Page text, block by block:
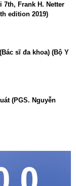
7th, Frank H. Netter
edition 2019)
sĩ đa khoa) (Bộ Y
(PGS. Nguyễn